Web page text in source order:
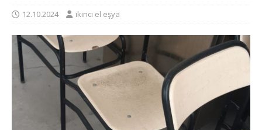
12.10.2024 ikinci el eşya